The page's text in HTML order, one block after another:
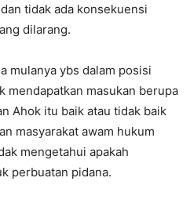
tidak ada konsekuensi
dilarang.
mulanya ybs dalam posisi
mendapatkan masukan berupa
Ahok itu baik atau tidak baik
masyarakat awam hukum
mengetahui apakah
perbuatan pidana.